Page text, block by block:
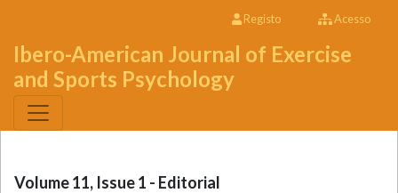
Registo Acesso
Ibero-American Journal of Exercise
and Sports Psychology
Volume 11, Issue 1 - Editorial